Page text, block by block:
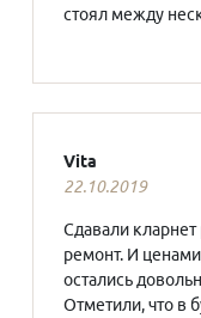
стоял между
Vita
22.10.2019
Сдавали
ремонт. И
остались
Отметили, что в